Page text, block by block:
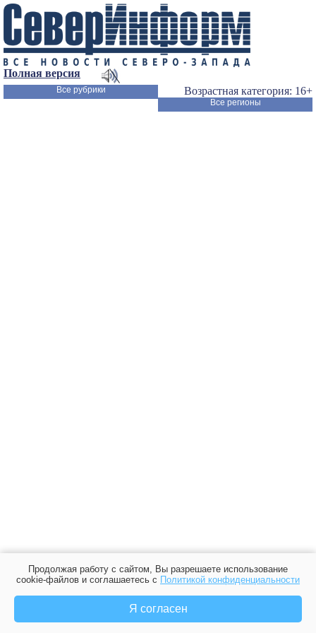
Полная версия
Возрастная категория: 16+
Все рубрики
Все регионы
Продолжая работу с сайтом, Вы разрешаете использование
cookie-файлов и соглашаетесь с Политикой конфиденциальности
Я согласен